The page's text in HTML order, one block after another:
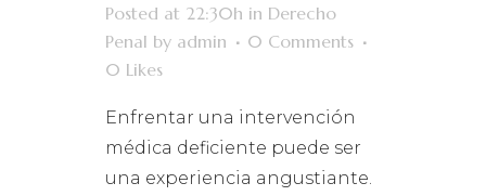
Posted at 22:30h in Derecho
Penal by admin
0 Comments
0 Likes
Enfrentar una intervención
médica deficiente puede ser
una experiencia angustiante.